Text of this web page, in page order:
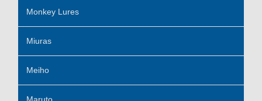
Monkey Lures
Miuras
Meiho
Maruto